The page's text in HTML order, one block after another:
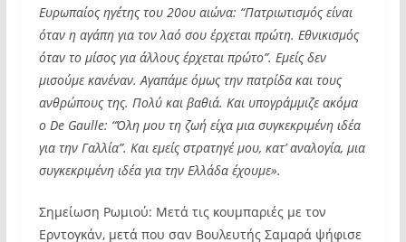
Ευρωπαίος ηγέτης του 20ου αιώνα: “Πατριωτισμός είναι
όταν η αγάπη για τον λαό σου έρχεται πρώτη. Εθνικισμός
όταν το μίσος για άλλους έρχεται πρώτο”. Εμείς δεν
μισούμε κανέναν. Αγαπάμε όμως την πατρίδα και τους
ανθρώπους της. Πολύ και βαθιά. Και υπογράμμιζε ακόμα
ο De Gaulle: “Όλη μου τη ζωή είχα μια συγκεκριμένη ιδέα
για την Γαλλία”. Και εμείς στρατηγέ μου, κατ’ αναλογία, μια
συγκεκριμένη ιδέα για την Ελλάδα έχουμε».
Σημείωση Ρωμιού: Μετά τις κουμπαριές με τον
Ερντογκάν, μετά που σαν Βουλευτής Σαμαρά ψήφισε